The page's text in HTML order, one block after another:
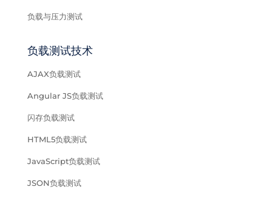
负载与压力测试
负载测试技术
AJAX负载测试
Angular JS负载测试
闪存负载测试
HTML5负载测试
JavaScript负载测试
JSON负载测试